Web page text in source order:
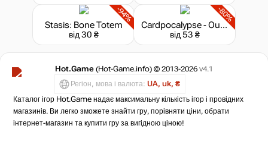
-94%
Stasis: Bone Totem
від 30 ₴
-80%
Cardpocalypse - Out Of Time
від 53 ₴
Hot.Game (Hot-Game.info) © 2013-2026 v4.1
Регіон, мова і валюта: UA, uk, ₴
Каталог ігор Hot.Game надає максимальну кількість ігор і провідних
магазинів. Ви легко зможете знайти гру, порівняти ціни, обрати
інтернет-магазин та купити гру за вигідною ціною!